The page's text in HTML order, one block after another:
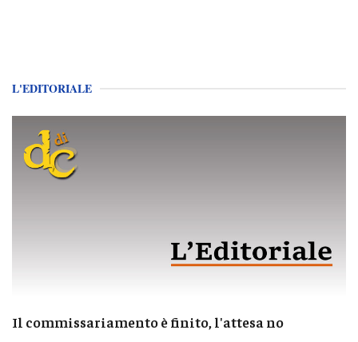
L'EDITORIALE
Il commissariamento è finito, l'attesa no